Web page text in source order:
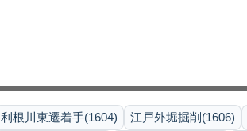
利根川東遷着手(1604) 江戸外堀掘削(1606)